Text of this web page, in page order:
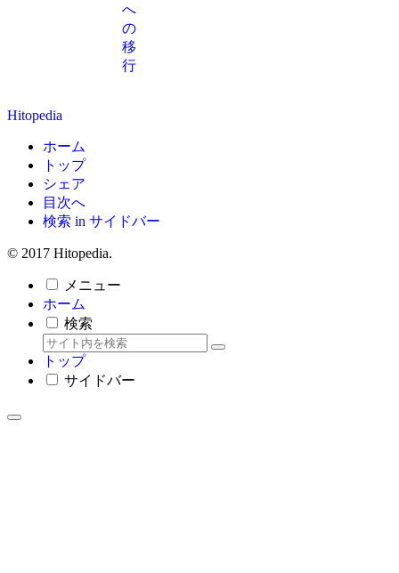
へ
の
移
行
Hitopedia
ホーム
トップ
シェア
目次へ
検索 in サイドバー
© 2017 Hitopedia.
メニュー
ホーム
検索
トップ
サイドバー